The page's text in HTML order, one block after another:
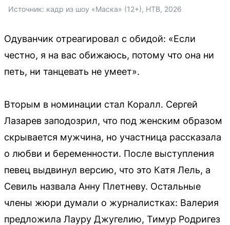
Источник: кадр из шоу «Маска» (12+), НТВ, 2026
Одуванчик отреагировал с обидой: «Если
честно, я на вас обижаюсь, потому что она ни
петь, ни танцевать не умеет».
Вторым в номинации стал Коралл. Сергей
Лазарев заподозрил, что под женским образом
скрывается мужчина, но участница рассказала
о любви и беременности. После выступления
певец выдвинул версию, что это Катя Лель, а
Севиль назвала Анну Плетневу. Остальные
члены жюри думали о журналистках: Валерия
предложила Лауру Джугелию, Тимур Родригез